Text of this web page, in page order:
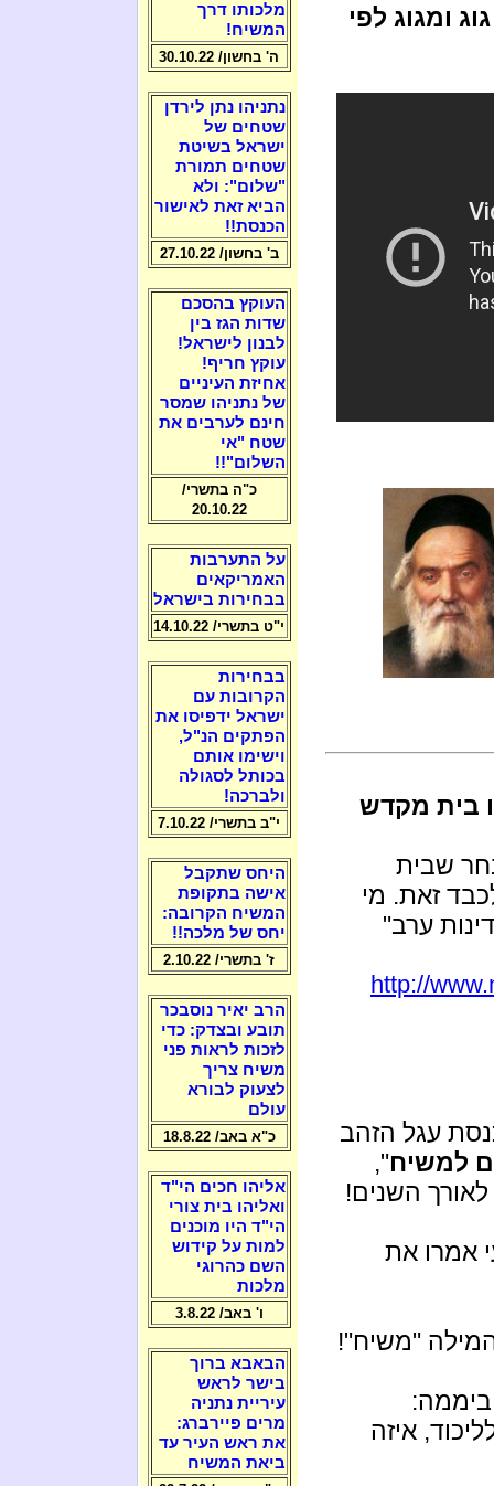
ומגוג לפי
בית מקדש
שבית
זאת. מי
ערב"
http://
עגל הזהב
למשיח",
השנים!
אמרו את
"משיח"!
איזה
מלכותו דרך
המשיח!
ה' בחשון/ 30.10.22
נתניהו נתן לירדן
שטחים של
ישראל בשיטת
שטחים תמורת
"שלום": ולא
הביא זאת לאישור
הכנסת!!
ב' בחשון/ 27.10.22
העוקץ בהסכם
שדות הגז בין
לבנון לישראל!
עוקץ חריף!
אחיזת העיניים
של נתניהו שמסר
חינם לערבים את
שטח "אי
השלום"!!
כ"ה בתשרי/
20.10.22
על התערבות
האמריקאים
בבחירות בישראל
י"ט בתשרי/ 14.10.22
בבחירות
הקרובות עם
ישראל ידפיסו את
הפתקים הנ"ל,
וישימו אותם
בכותל לסגולה
ולברכה!
י"ב בתשרי/ 7.10.22
היחס שתקבל
אישה בתקופת
המשיח הקרובה:
יחס של מלכה!!
ז' בתשרי/ 2.10.22
הרב יאיר נוסבכר
תובע ובצדק: כדי
לזכות לראות פני
משיח צריך
לצעוק לבורא
עולם
כ"א באב/ 18.8.22
אליהו חכים הי"ד
ואליהו בית צורי
הי"ד היו מוכנים
למות על קידוש
השם כהרוגי
מלכות
ו' באב/ 3.8.22
הבאבא ברוך
בישר לראש
עיריית נתניה
מרים פיירברג:
את ראש העיר עד
ביאת המשיח